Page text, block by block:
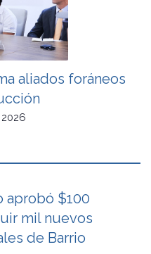
aliados foráneos
aprobó $100
mil nuevos
de Barrio